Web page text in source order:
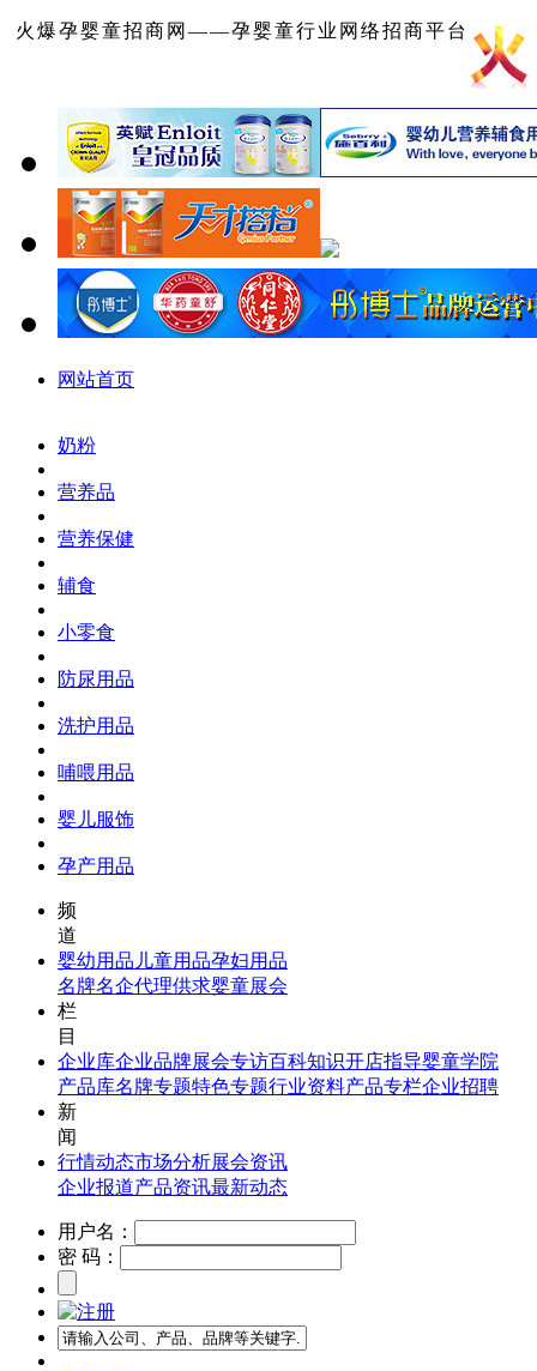
火爆孕婴童招商网——孕婴童行业网络招商平台
网站首页
奶粉
营养品
营养保健
辅食
小零食
防尿用品
洗护用品
哺喂用品
婴儿服饰
孕产用品
频
道
婴幼用品 儿童用品孕妇用品
名牌名企代理供求婴童展会
栏
目
企业库企业品牌展会专访百科知识开店指导婴童学院
产品库名牌专题特色专题行业资料产品专栏企业招聘
新
闻
行情动态市场分析展会资讯
企业报道产品资讯最新动态
用户名：
密 码：